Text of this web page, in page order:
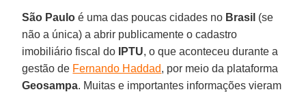
São Paulo é uma das poucas cidades no Brasil (se
não a única) a abrir publicamente o cadastro
imobiliário fiscal do
IPTU, o que aconteceu durante a
gestão de Fernando Haddad, por meio da plataforma
Geosampa. Muitas e importantes informações vieram